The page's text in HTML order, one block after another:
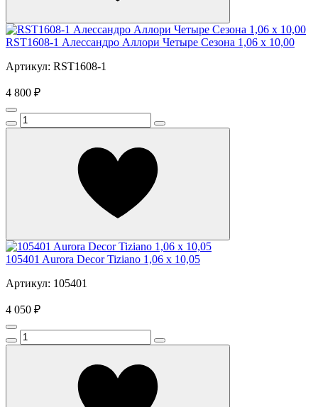
RST1608-1 Алессандро Аллори Четыре Сезона 1,06 х 10,00
Артикул: RST1608-1
4 800 ₽
105401 Aurora Decor Tiziano 1,06 х 10,05
Артикул: 105401
4 050 ₽